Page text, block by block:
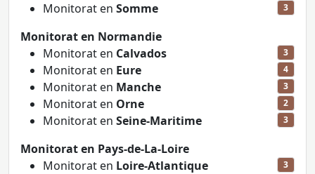
Monitorat en Somme 3
Monitorat en Normandie
Monitorat en Calvados 3
Monitorat en Eure 4
Monitorat en Manche 3
Monitorat en Orne 2
Monitorat en Seine-Maritime 3
Monitorat en Pays-de-La-Loire
Monitorat en Loire-Atlantique 3